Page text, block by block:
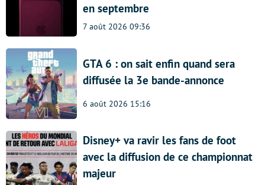
en septembre
7 août 2026 09:36
GTA 6 : on sait enfin quand sera
diffusée la 3e bande-annonce
6 août 2026 15:16
Disney+ va ravir les fans de foot
avec la diffusion de ce championnat
majeur